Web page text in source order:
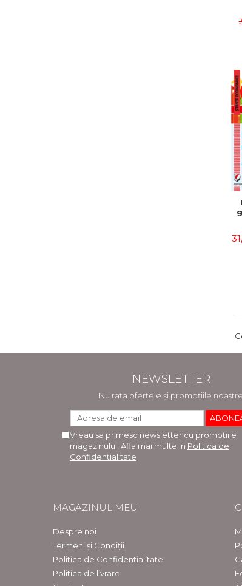
NEWSLETTER
Nu rata ofertele și promoțiile noastre
Vreau sa primesc newsletter cu promotiile
magazinului. Afla mai multe in Politica de
Confidentialitate
MAGAZINUL MEU
Despre noi
Termeni și Condiții
Politica de Confidentialitate
Politica de livrare